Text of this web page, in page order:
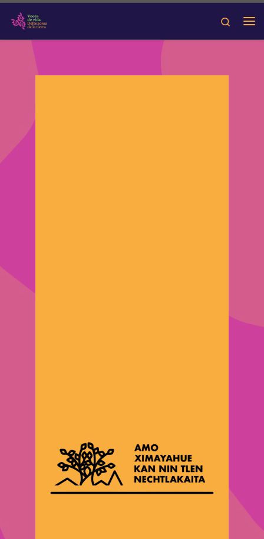
Skip to content Search